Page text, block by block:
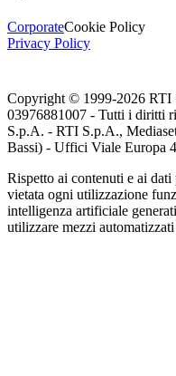
CorporateCookie Policy
Privacy Policy
Copyright © 1999-2026 RTI
03976881007 - Tutti i diritti
S.p.A. - RTI S.p.A.,
Bassi) - Uffici Viale Europa
Rispetto ai contenuti e ai
vietata ogni utilizzazione
intelligenza artificiale
utilizzare mezzi